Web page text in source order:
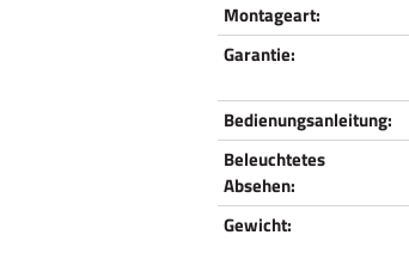
Montageart:
Garantie:
Bedienungsanleitung:
Beleuchtetes
Absehen:
Gewicht: